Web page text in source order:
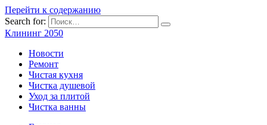
Перейти к содержанию
Search for:
Клининг 2050
Новости
Ремонт
Чистая кухня
Чистка душевой
Уход за плитой
Чистка ванны